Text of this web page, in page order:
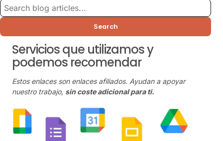
Search
Servicios que utilizamos y
podemos recomendar
Estos enlaces son enlaces afiliados. Ayudan a apoyar
nuestro trabajo, sin coste adicional para ti.